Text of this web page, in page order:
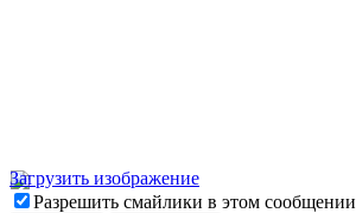
Загрузить изображение
Разрешить смайлики в этом сообщении